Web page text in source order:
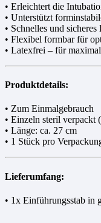
• Erleichtert die
• Unterstützt
• Schnelles und
• Flexibel formbar für
• Latexfrei – für
Produktdetails:
• Zum Einmalgebrauch
• Einzeln steril verpackt
• Länge: ca. 27 cm
• 1 Stück pro
Lieferumfang:
• 1x Einführungsstab in